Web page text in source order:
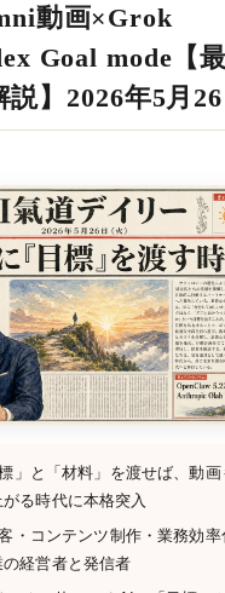
動画×Grok
Goal mode【
】2026年5月
」と「材料」を渡せば、動画
る時代に本格突入
・コンテンツ制作・業務効率
経営者と発信者